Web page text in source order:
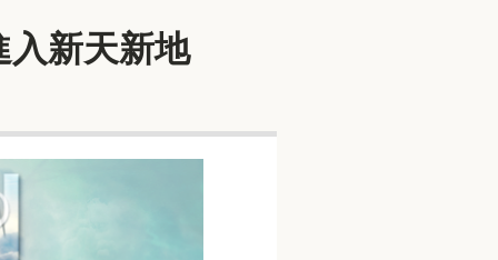
入新天新地